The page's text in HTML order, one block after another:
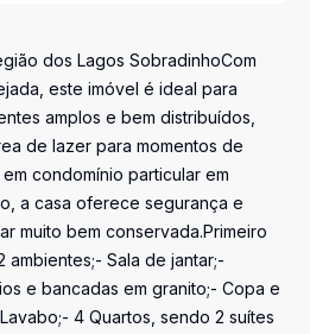
dos Lagos SobradinhoCom
este imóvel é ideal para
amplos e bem distribuídos,
de lazer para momentos de
condomínio particular em
a casa oferece segurança e
muito bem conservada.Primeiro
ambientes;- Sala de jantar;-
e bancadas em granito;- Copa e
4 Quartos, sendo 2 suítes